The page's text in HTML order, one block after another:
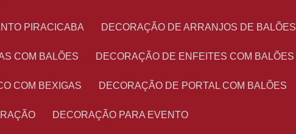
PIRACICABA DECORAÇÃO DE ARRANJOS DE BALÕES
COM BALÕES DECORAÇÃO DE ENFEITES COM BALÕES
COM BEXIGAS DECORAÇÃO DE PORTAL COM BALÕES
DECORAÇÃO PARA EVENTO